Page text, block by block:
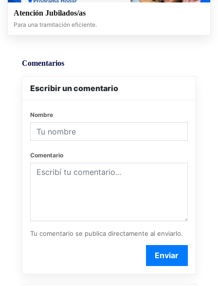
Atención Jubilados/as
Para una tramitación eficiente.
Comentarios
Escribir un comentario
Nombre
Comentario
Tu comentario se publica directamente al enviarlo.
Enviar